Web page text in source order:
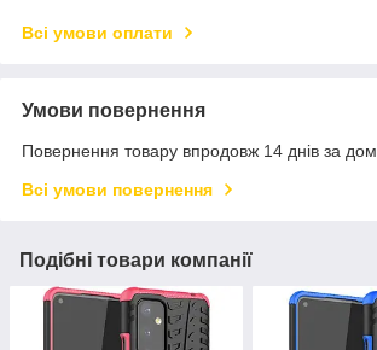
Всі умови оплати
Умови повернення
Повернення товару впродовж 14 днів за
Всі умови повернення
Подібні товари компанії